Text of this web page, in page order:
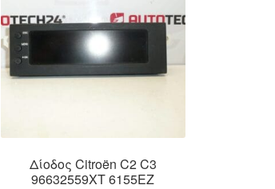
Δίοδος Citroën C2 C3
96632559XT 6155EZ